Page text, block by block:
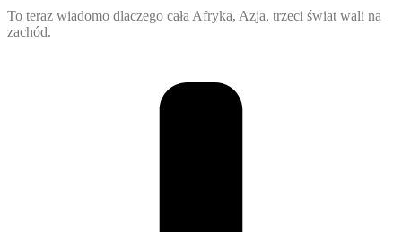
To teraz wiadomo dlaczego cała Afryka, Azja, trzeci świat wali na
zachód.